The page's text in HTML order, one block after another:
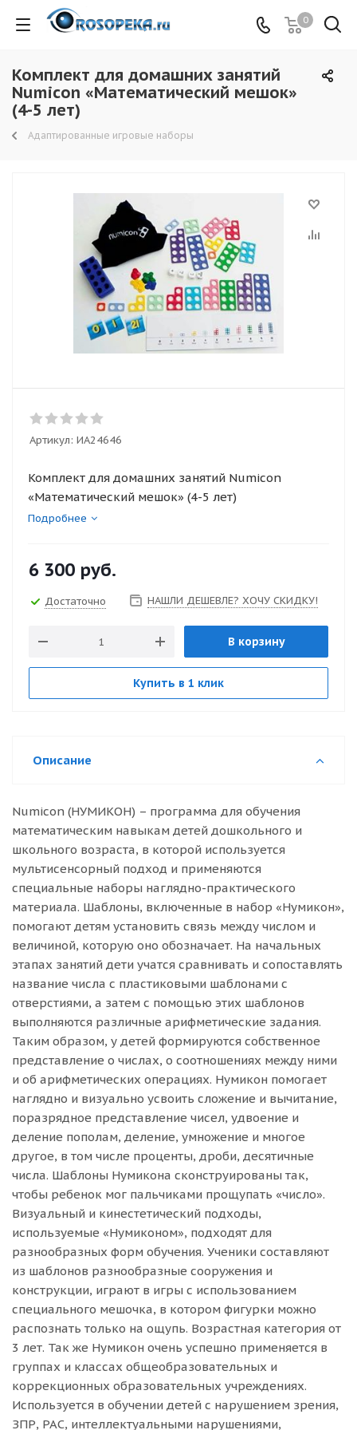
0
Комплект для домашних занятий
Numicon «Математический мешок»
(4-5 лет)
Адаптированные игровые наборы
Артикул: ИА24646
Комплект для домашних занятий Numicon
«Математический мешок» (4-5 лет)
Подробнее
6 300 руб.
Достаточно НАШЛИ ДЕШЕВЛЕ? ХОЧУ СКИДКУ!
В корзину
Купить в 1 клик
Описание
Numicon (НУМИКОН) – программа для обучения
математическим навыкам детей дошкольного и
школьного возраста, в которой используется
мультисенсорный подход и применяются
специальные наборы наглядно-практического
материала. Шаблоны, включенные в набор «Нумикон»,
помогают детям установить связь между числом и
величиной, которую оно обозначает. На начальных
этапах занятий дети учатся сравнивать и сопоставлять
название числа с пластиковыми шаблонами с
отверстиями, а затем с помощью этих шаблонов
выполняются различные арифметические задания.
Таким образом, у детей формируются собственное
представление о числах, о соотношениях между ними
и об арифметических операциях. Нумикон помогает
наглядно и визуально усвоить сложение и вычитание,
поразрядное представление чисел, удвоение и
деление пополам, деление, умножение и многое
другое, в том числе проценты, дроби, десятичные
числа. Шаблоны Нумикона сконструированы так,
чтобы ребенок мог пальчиками прощупать «число».
Визуальный и кинестетический подходы,
используемые «Нумиконом», подходят для
разнообразных форм обучения. Ученики составляют
из шаблонов разнообразные сооружения и
конструкции, играют в игры с использованием
специального мешочка, в котором фигурки можно
распознать только на ощупь. Возрастная категория от
3 лет. Так же Нумикон очень успешно применяется в
группах и классах общеобразовательных и
коррекционных образовательных учреждениях.
Используется в обучении детей с нарушением зрения,
ЗПР, РАС, интеллектуальными нарушениями,